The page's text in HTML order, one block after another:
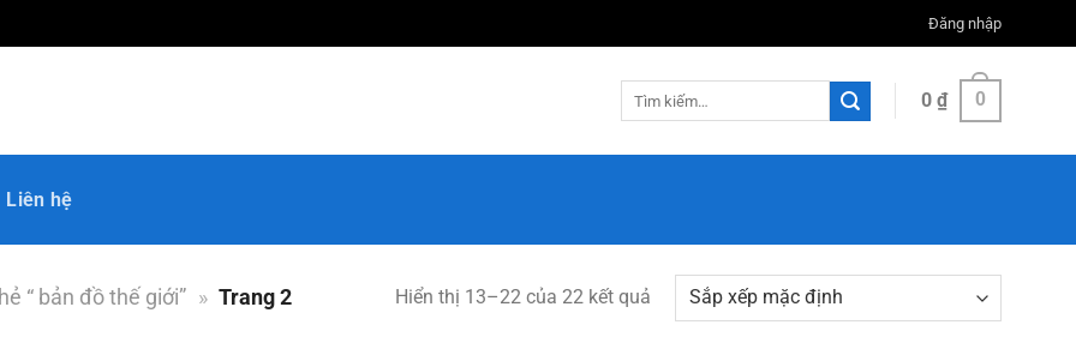
Đăng nhập
0 ₫ 0
Liên hệ
“ bản đồ thế giới” » Trang 2 Hiển thị 13–22 của 22 kết quả